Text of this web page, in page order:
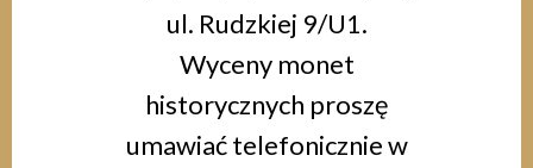
ul. Rudzkiej 9/U1.
Wyceny monet
historycznych proszę
umawiać telefonicznie w